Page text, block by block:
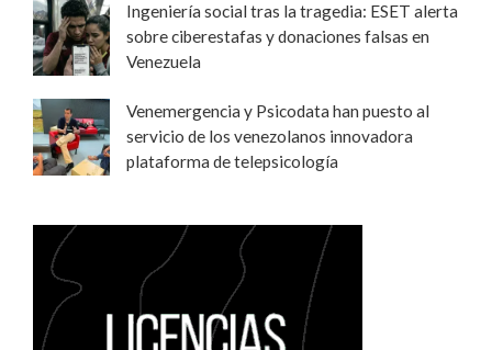
Ingeniería social tras la tragedia: ESET alerta
sobre ciberestafas y donaciones falsas en
Venezuela
Venemergencia y Psicodata han puesto al
servicio de los venezolanos innovadora
plataforma de telepsicología